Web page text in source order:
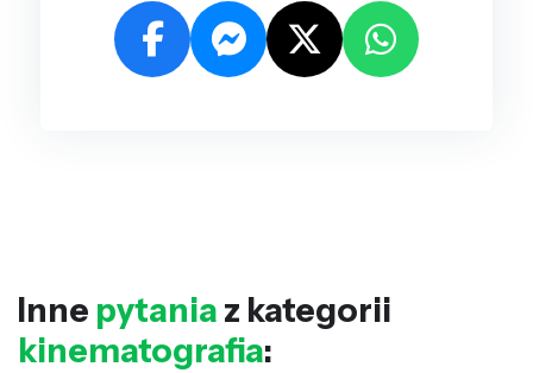
Inne pytania z kategorii
kinematografia: